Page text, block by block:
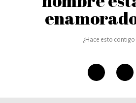
¿Hace esto